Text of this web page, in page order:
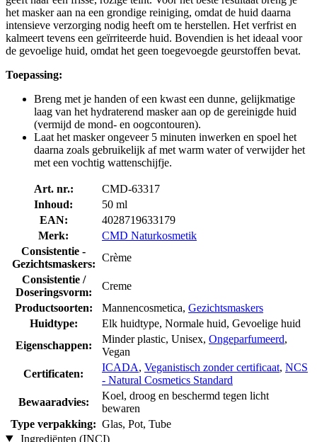
het masker aan na een grondige reiniging, omdat de huid daarna
intensieve verzorging nodig heeft om te herstellen. Het verfrist en
kalmeert tevens een geïrriteerde huid. Bovendien is het ideaal voor
de gevoelige huid, omdat het geen toegevoegde geurstoffen bevat.
Toepassing:
Breng met je handen of een kwast een dunne, gelijkmatige
laag van het hydraterend masker aan op de gereinigde huid
(vermijd de mond- en oogcontouren).
Laat het masker ongeveer 5 minuten inwerken en spoel het
daarna zoals gebruikelijk af met warm water of verwijder het
met een vochtig wattenschijfje.
Art. nr.:
CMD-63317
Inhoud:
50 ml
EAN:
4028719633179
Merk:
CMD Naturkosmetik
Consistentie -
Gezichtsmaskers:
Crème
Consistentie /
Doseringsvorm:
Creme
Productsoorten:
Mannencosmetica, Gezichtsmaskers
Huidtype:
Elk huidtype, Normale huid, Gevoelige huid
Eigenschappen:
Minder plastic, Unisex, Ongeparfumeerd,
Vegan
Certificaten:
ICADA, Veganistisch zonder certificaat, NCS
- Natural Cosmetics Standard
Bewaaradvies:
Koel, droog en beschermd tegen licht
bewaren
Type verpakking: Glas, Pot, Tube
Ingrediënten (INCI)